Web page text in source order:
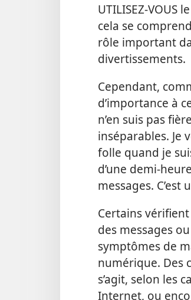
UTILISEZ-​VOUS
cela se
rôle important
divertissements.
Cependant,
d’importance à
n’en suis pas
inséparables. Je
folle quand je
d’une demi-
messages. C’est
Certains
des messages
symptômes de
numérique. Des
s’agit, selon les
Internet, ou